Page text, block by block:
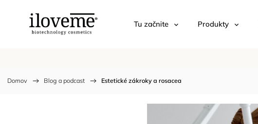
Tu začnite Produkty
Domov / Blog a podcast / Estetické zákroky a rosacea